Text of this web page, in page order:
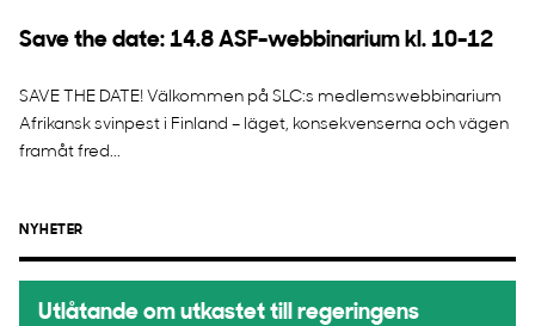
Save the date: 14.8 ASF-webbinarium kl. 10-12
SAVE THE DATE! Välkommen på SLC:s medlemswebbinarium
Afrikansk svinpest i Finland – läget, konsekvenserna och vägen
framåt fred...
NYHETER
Utlåtande om utkastet till regeringens